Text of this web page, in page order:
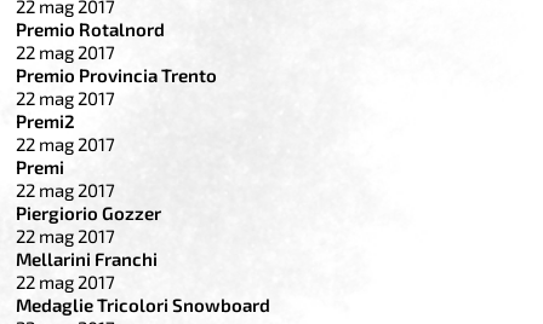
22 mag 2017
Premio Rotalnord
22 mag 2017
Premio Provincia Trento
22 mag 2017
Premi2
22 mag 2017
Premi
22 mag 2017
Piergiorio Gozzer
22 mag 2017
Mellarini Franchi
22 mag 2017
Medaglie Tricolori Snowboard